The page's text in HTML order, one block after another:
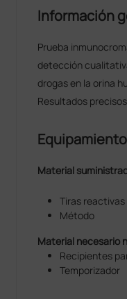
Información
Prueba
detección
drogas en la orina
Resultados
Material
Tiras reactivas
Método
Material necesario
Recipientes
Temporizador